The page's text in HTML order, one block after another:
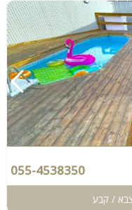
055-4538350
צבא / קבע